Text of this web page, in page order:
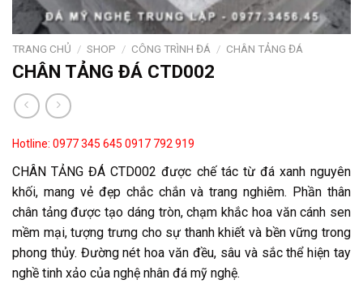
TRANG CHỦ / SHOP / CÔNG TRÌNH ĐÁ / CHÂN TẢNG ĐÁ
CHÂN TẢNG ĐÁ CTD002
Hotline: 0977 345 645 0917 792 919
CHÂN TẢNG ĐÁ CTD002 được chế tác từ đá xanh nguyên
khối, mang vẻ đẹp chắc chắn và trang nghiêm. Phần thân
chân tảng được tạo dáng tròn, chạm khắc hoa văn cánh sen
mềm mại, tượng trưng cho sự thanh khiết và bền vững trong
phong thủy. Đường nét hoa văn đều, sâu và sắc thể hiện tay
nghề tinh xảo của nghệ nhân đá mỹ nghệ.